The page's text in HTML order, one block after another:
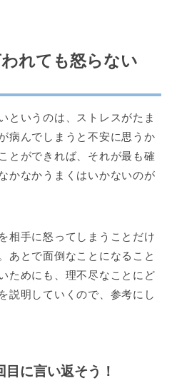
れても怒らない
というのは、ストレスがたま
病んでしまうと不安に思うか
とができれば、それが最も確
かなかうまくはいかないのが
相手に怒ってしまうことだけ
あとで面倒なことになること
ためにも、理不尽なことにど
説明していくので、参考にし
に言い返そう！